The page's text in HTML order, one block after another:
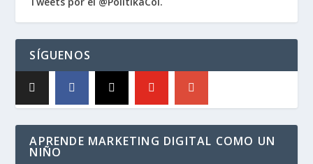
SÍGUENOS
APRENDE MARKETING DIGITAL COMO UN
NIÑO